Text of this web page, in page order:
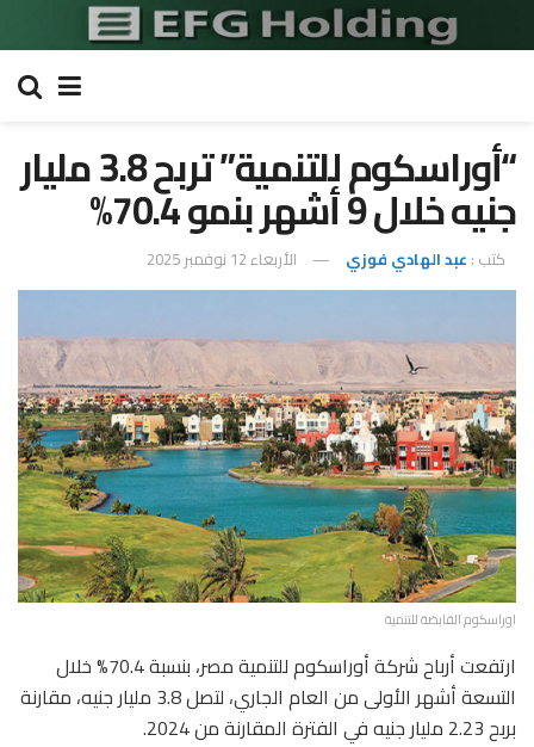
“أوراسكوم للتنمية” تربح 3.8 مليار
جنيه خلال 9 أشهر بنمو 70.4%
كتب : عبد الهادي فوزي الأربعاء 12 نوفمبر 2025
اوراسكوم القابضة للتنمية
ارتفعت أرباح شركة أوراسكوم للتنمية مصر، بنسبة 70.4% خلال
التسعة أشهر الأولى من العام الجاري، لتصل 3.8 مليار جنيه، مقارنة
بربح 2.23 مليار جنيه في الفترة المقارنة من 2024.